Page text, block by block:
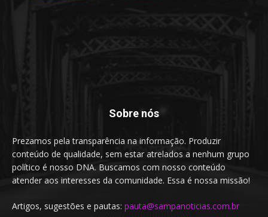
Sobre nós
Prezamos pela transparência na informação. Produzir
conteúdo de qualidade, sem estar atrelados a nenhum grupo
político é nosso DNA. Buscamos com nosso conteúdo
atender aos interesses da comunidade. Essa é nossa missão!
Artigos, sugestões e pautas: pauta@sampanoticias.com.br